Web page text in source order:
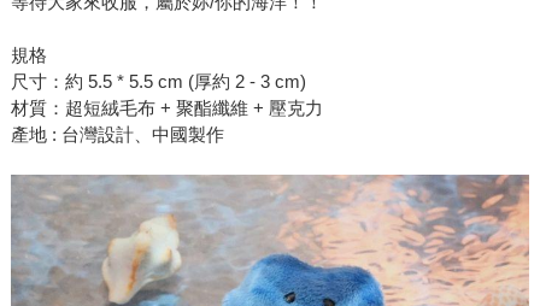
規格
尺寸：約 5.5 * 5.5 cm (厚約 2 - 3 cm)
材質：超短絨毛布 + 聚酯纖維 + 壓克力
產地 : 台灣設計、中國製作